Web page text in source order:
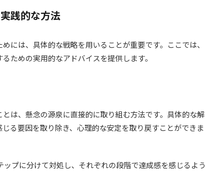
践的な方法
には、具体的な戦略を用いることが重要です。ここでは、
ための実用的なアドバイスを提供します。
は、懸念の源泉に直接的に取り組む方法です。具体的な解
る要因を取り除き、心理的な安定を取り戻すことができま
ップに分けて対処し、それぞれの段階で達成感を感じるよう